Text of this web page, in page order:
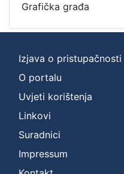
Grafička građa
Izjava o pristupačnosti
O portalu
Uvjeti korištenja
Linkovi
Suradnici
Impressum